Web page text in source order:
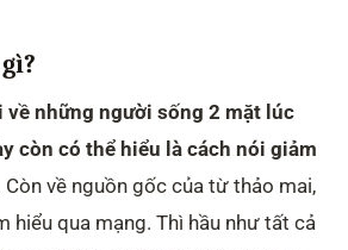
về những người sống 2 mặt lúc
còn có thể hiểu là cách nói giảm
Còn về nguồn gốc của từ thảo mai,
hiểu qua mạng. Thì hầu như tất cả